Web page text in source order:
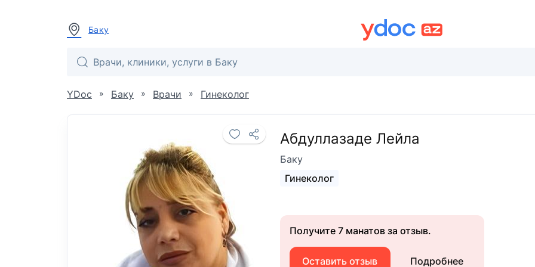
Баку
YDoc » Баку » Врачи » Гинеколог
Абдуллазаде Лейла
Баку
Гинеколог
Получите 7 манатов за отзыв.
Оставить отзыв Подробнее